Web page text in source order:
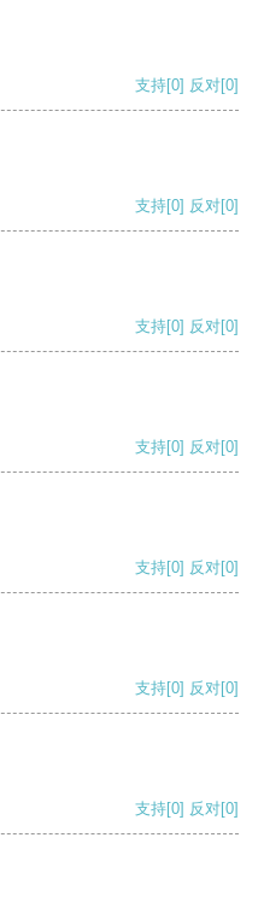
支持[0] 反对[0]
支持[0] 反对[0]
支持[0] 反对[0]
支持[0] 反对[0]
支持[0] 反对[0]
支持[0] 反对[0]
支持[0] 反对[0]